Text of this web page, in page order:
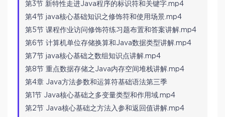
第3节 新特性走进Java程序的标识符和关键字.mp4
第4节 java核心基础知识之修饰符和使用场景.mp4
第5节 课程作业访问修饰符练习题布置和答案讲解.mp4
第6节 计算机单位存储换算和Java数据类型讲解.mp4
第7节 java核心基础之数组知识点讲解.mp4
第8节 重点数据存储之Java内存空间堆栈讲解.mp4
第4章 Java方法参数和运算符基础语法第三季
第1节 Java核心基础之多变量类型和作用域.mp4
第2节 Java核心基础之方法入参和返回值讲解.mp4